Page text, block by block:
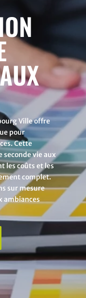
Ville offre
pour
Cette
vie aux
les coûts et les
complet.
sur mesure
ambiances